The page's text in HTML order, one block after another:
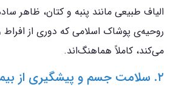
الیاف طبیعی مانند پنبه و کتان، ظاهر
روحیه‌ی پوشاک اسلامی که دوری از افراط
می‌کند، کاملاً هماهنگ‌اند.
۲. سلامت جسم و پیشگیری از بیماری‌های پوستی